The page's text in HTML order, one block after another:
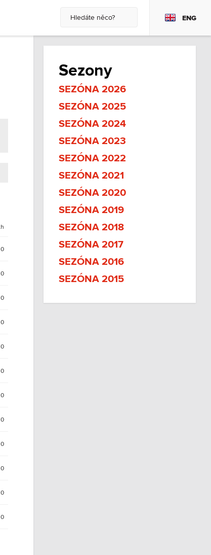
ENG
Sezony
SEZÓNA 2026
SEZÓNA 2025
SEZÓNA 2024
SEZÓNA 2023
SEZÓNA 2022
SEZÓNA 2021
SEZÓNA 2020
SEZÓNA 2019
SEZÓNA 2018
SEZÓNA 2017
SEZÓNA 2016
SEZÓNA 2015